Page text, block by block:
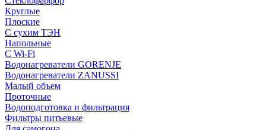
Круглые
Плоские
С сухим ТЭН
Напольные
С Wi-Fi
Водонагреватели GORENJE
Водонагреватели ZANUSSI
Малый объем
Проточные
Водоподготовка и фильтрация
Фильтры питьевые